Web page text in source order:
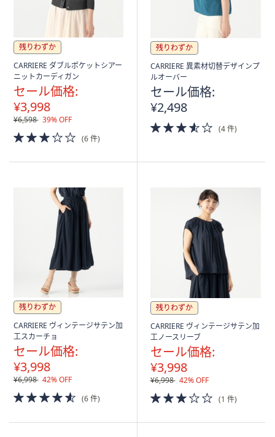
残りわずか
CARRIERE ダブルポケットシアー
ニットカーディガン
セール価格:
¥3,998
¥6,598 39% OFF
3.0
of
(6 件)
残りわずか
CARRIERE 異素材切替デザインプ
ルオーバー
セール価格:
¥2,498
3.5
of
(4 件)
残りわずか
CARRIERE ヴィンテージサテン加
工スカーチョ
セール価格:
¥3,998
¥6,998 42% OFF
4.5
of
(6 件)
残りわずか
CARRIERE ヴィンテージサテン加
工ノースリーブ
セール価格:
¥3,998
¥6,998 42% OFF
3.0
of
(1 件)